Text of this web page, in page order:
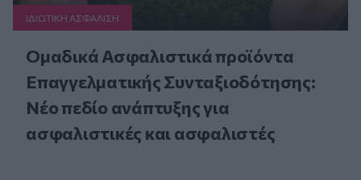
ΙΔΙΩΤΙΚΗ ΑΣΦAΛΙΣΗ
Ομαδικά Ασφαλιστικά προϊόντα
Επαγγελματικής Συνταξιοδότησης:
Νέο πεδίο ανάπτυξης για
ασφαλιστικές και ασφαλιστές